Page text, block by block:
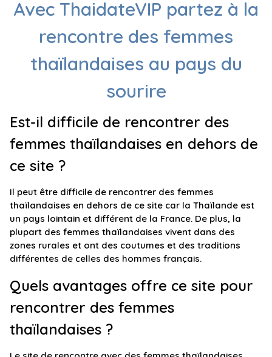
Avec ThaidateVIP partez à la
rencontre des femmes
thaïlandaises au pays du
sourire
Est-il difficile de rencontrer des
femmes thaïlandaises en dehors de
ce site ?
Il peut être difficile de rencontrer des femmes
thaïlandaises en dehors de ce site car la Thaïlande est
un pays lointain et différent de la France. De plus, la
plupart des femmes thaïlandaises vivent dans des
zones rurales et ont des coutumes et des traditions
différentes de celles des hommes français.
Quels avantages offre ce site pour
rencontrer des femmes
thaïlandaises ?